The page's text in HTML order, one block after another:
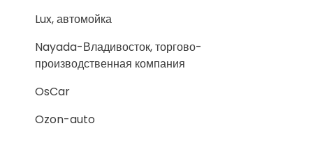
Lux, автомойка
Nayada-Владивосток, торгово-
производственная компания
OsCar
Ozon-auto